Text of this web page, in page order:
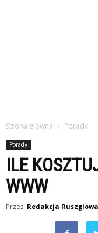
Strona główna Porady
Porady
ILE
WWW
Przez Redakcja